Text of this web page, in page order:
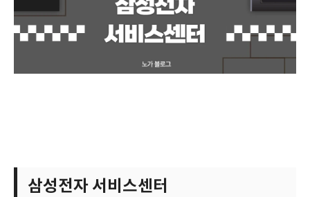
삼성전자 서비스센터